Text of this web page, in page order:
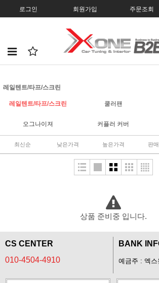
로그인 회원가입 주문조회
레일텐트/타프/스크린
레일텐트/타프/스크린 쿨러팬
오그나이져 커플러 커버
최신순 낮은가격 높은가격 판
상품 준비중 입니다.
CS CENTER
010-4504-4910
BANK
예금주 : 엑스